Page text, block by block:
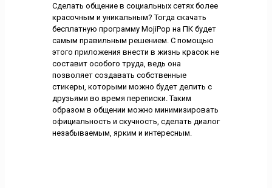
Сделать общение в социальных сетях более
красочным и уникальным? Тогда скачать
бесплатную программу MojiPop на ПК будет
самым правильным решением. С помощью
этого приложения внести в жизнь красок не
составит особого труда, ведь она
позволяет создавать собственные
стикеры, которыми можно будет делить с
друзьями во время переписки. Таким
образом в общении можно минимизировать
официальность и скучность, сделать диалог
незабываемым, ярким и интересным.